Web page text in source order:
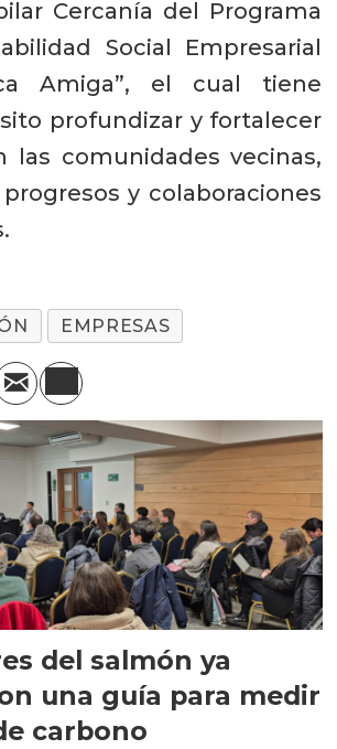
Cercanía del Programa
Social Empresarial
Amiga”, el cual tiene
profundizar y fortalecer
las comunidades vecinas,
y colaboraciones
EMPRESAS
del salmón ya
una guía para medir
carbono